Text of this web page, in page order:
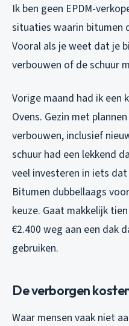
Ik ben geen EPDM-
situaties waarin bitumen
Vooral als je weet dat je
verbouwen of de schuur
Vorige maand had ik een
Ovens. Gezin met
verbouwen, inclusief
schuur had een lekkend
veel investeren in iets
Bitumen dubbellaags
keuze. Gaat makkelijk
€2.400 weg aan een dak
gebruiken.
De verborgen
Waar mensen vaak niet